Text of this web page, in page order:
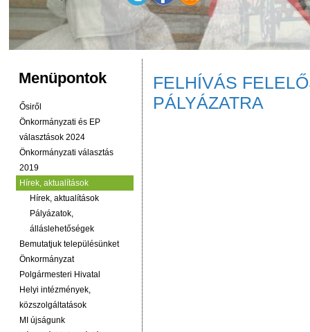
Menüpontok
Ősiről
Önkormányzati és EP
választások 2024
Önkormányzati választás
2019
Hírek, aktualítások
Hírek, aktualítások
Pályázatok,
álláslehetőségek
Bemutatjuk településünket
Önkormányzat
Polgármesteri Hivatal
Helyi intézmények,
közszolgáltatások
MI újságunk
FELHÍVÁS
PÁLYÁZATRA